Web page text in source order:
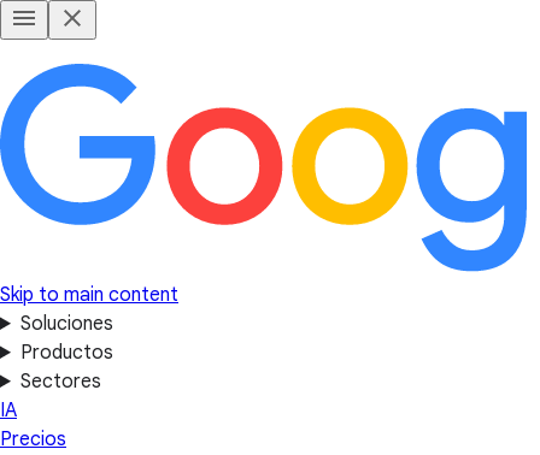
Skip to main content
Soluciones
Productos
Sectores
IA
Precios